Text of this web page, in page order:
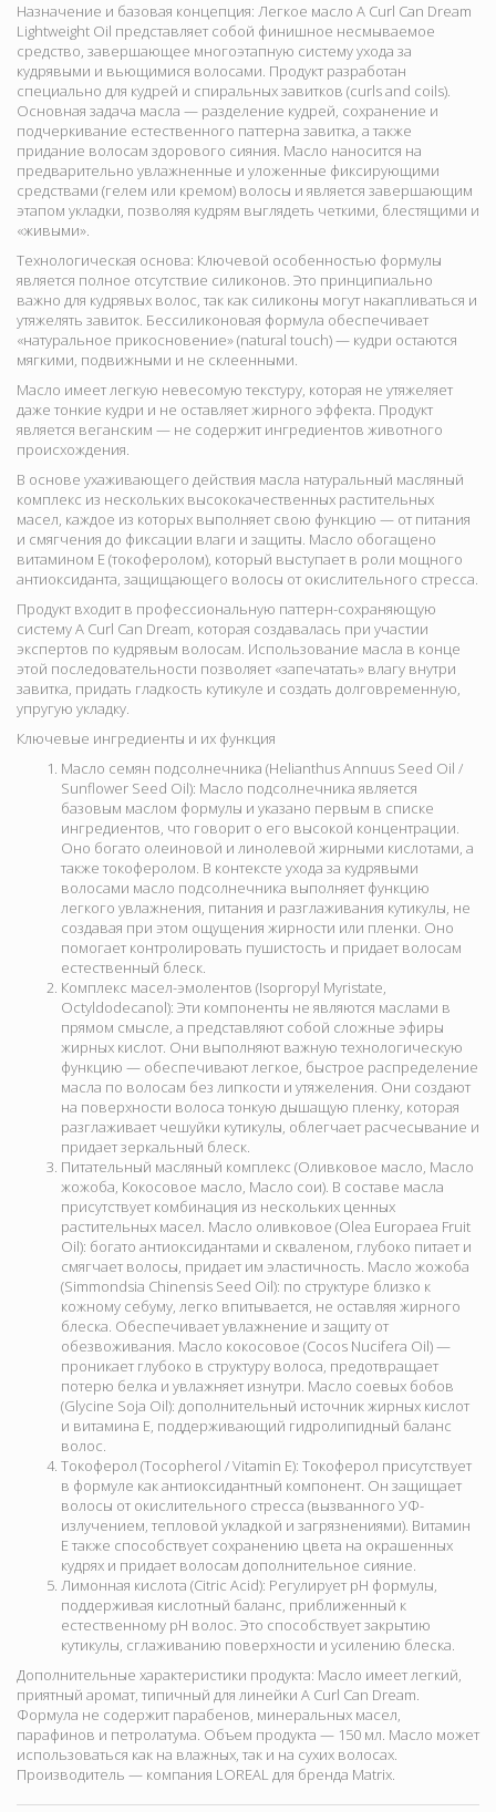
Назначение и базовая концепция: Легкое масло A Curl Can Dream
Lightweight Oil представляет собой финишное несмываемое
средство, завершающее многоэтапную систему ухода за
кудрявыми и вьющимися волосами. Продукт разработан
специально для кудрей и спиральных завитков (curls and coils).
Основная задача масла — разделение кудрей, сохранение и
подчеркивание естественного паттерна завитка, а также
придание волосам здорового сияния. Масло наносится на
предварительно увлажненные и уложенные фиксирующими
средствами (гелем или кремом) волосы и является завершающим
этапом укладки, позволяя кудрям выглядеть четкими, блестящими и
«живыми».
Технологическая основа: Ключевой особенностью формулы
является полное отсутствие силиконов. Это принципиально
важно для кудрявых волос, так как силиконы могут накапливаться и
утяжелять завиток. Бессиликоновая формула обеспечивает
«натуральное прикосновение» (natural touch) — кудри остаются
мягкими, подвижными и не склеенными.
Масло имеетлегкую невесомую текстуру, которая не утяжеляет
даже тонкие кудри и не оставляет жирного эффекта. Продукт
является веганским — не содержит ингредиентов животного
происхождения.
В основе ухаживающего действия масла натуральный масляный
комплекс из нескольких высококачественных растительных
масел, каждое из которых выполняет свою функцию — от питания
и смягчения до фиксации влаги и защиты. Масло обогащено
витамином Е (токоферолом), который выступает в роли мощного
антиоксиданта, защищающего волосы от окислительного стресса.
Продукт входит в профессиональную паттерн-сохраняющую
систему A Curl Can Dream, которая создавалась при участии
экспертов по кудрявым волосам. Использование масла в конце
этой последовательности позволяет «запечатать» влагу внутри
завитка, придать гладкость кутикуле и создать долговременную,
упругую укладку.
Ключевые ингредиенты и их функция
Масло семян подсолнечника (Helianthus Annuus Seed Oil /
Sunflower Seed Oil): Масло подсолнечника является
базовым маслом формулы и указано первым в списке
ингредиентов, что говорит о его высокой концентрации.
Оно богато олеиновой и линолевой жирными кислотами, а
также токоферолом. В контексте ухода за кудрявыми
волосами масло подсолнечника выполняет функцию
легкого увлажнения, питания и разглаживания кутикулы, не
создавая при этом ощущения жирности или пленки. Оно
помогает контролировать пушистость и придает волосам
естественный блеск.
Комплекс масел-эмолентов (Isopropyl Myristate,
Octyldodecanol): Эти компоненты не являются маслами в
прямом смысле, а представляют собой сложные эфиры
жирных кислот. Они выполняют важную технологическую
функцию — обеспечивают легкое, быстрое распределение
масла по волосам без липкости и утяжеления. Они создают
на поверхности волоса тонкую дышащую пленку, которая
разглаживает чешуйки кутикулы, облегчает расчесывание и
придает зеркальный блеск.
Питательный масляный комплекс (Оливковое масло, Масло
жожоба, Кокосовое масло, Масло сои). В составе масла
присутствует комбинация из нескольких ценных
растительных масел. Масло оливковое (Olea Europaea Fruit
Oil): богато антиоксидантами и скваленом, глубоко питает и
смягчает волосы, придает им эластичность. Масло жожоба
(Simmondsia Chinensis Seed Oil): по структуре близко к
кожному себуму, легко впитывается, не оставляя жирного
блеска. Обеспечивает увлажнение и защиту от
обезвоживания. Масло кокосовое (Cocos Nucifera Oil) —
проникает глубоко в структуру волоса, предотвращает
потерю белка и увлажняет изнутри. Масло соевых бобов
(Glycine Soja Oil): дополнительный источник жирных кислот
и витамина Е, поддерживающий гидролипидный баланс
волос.
Токоферол (Tocopherol / Vitamin E): Токоферол присутствует
в формуле как антиоксидантный компонент. Он защищает
волосы от окислительного стресса (вызванного УФ-
излучением, тепловой укладкой и загрязнениями). Витамин
Е также способствует сохранению цвета на окрашенных
кудрях и придает волосам дополнительное сияние.
Лимонная кислота (Citric Acid): Регулирует pH формулы,
поддерживая кислотный баланс, приближенный к
естественному pH волос. Это способствует закрытию
кутикулы, сглаживанию поверхности и усилению блеска.
Дополнительные характеристики продукта: Масло имеет легкий,
приятный аромат, типичный для линейки A Curl Can Dream.
Формула не содержит парабенов, минеральных масел,
парафинов и петролатума. Объем продукта — 150 мл. Масло может
использоваться как на влажных, так и на сухих волосах.
Производитель — компания LOREAL для бренда Matrix.